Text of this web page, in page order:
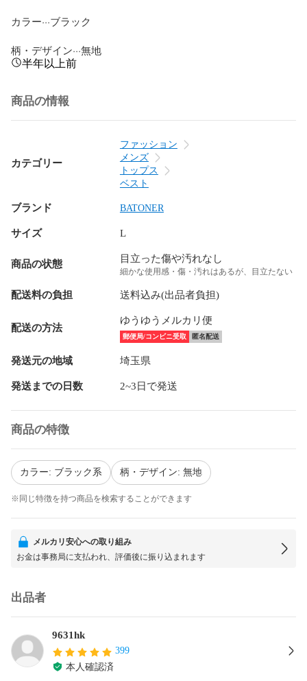
カラー···ブラック
柄・デザイン···無地
半年以上前
商品の情報
カテゴリー
ファッション
メンズ
トップス
ベスト
ブランド BATONER
サイズ L
商品の状態 目立った傷や汚れなし
細かな使用感・傷・汚れはあるが、目立たない
配送料の負担 送料込み(出品者負担)
配送の方法
ゆうゆうメルカリ便
郵便局/コンビニ受取 匿名配送
発送元の地域 埼玉県
発送までの日数 2~3日で発送
商品の特徴
カラー: ブラック系 柄・デザイン: 無地
※同じ特徴を持つ商品を検索することができます
メルカリ安心への取り組み
お金は事務局に支払われ、評価後に振り込まれます
出品者
9631hk
399
本人確認済